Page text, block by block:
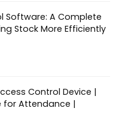
Software: A Complete
Stock More Efficiently
Control Device |
for Attendance |